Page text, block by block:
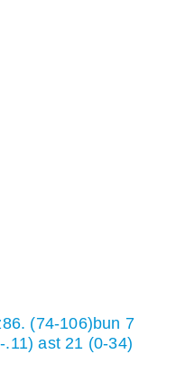
(74-106)bun 7
ast 21 (0-34)